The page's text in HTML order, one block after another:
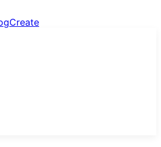
Create